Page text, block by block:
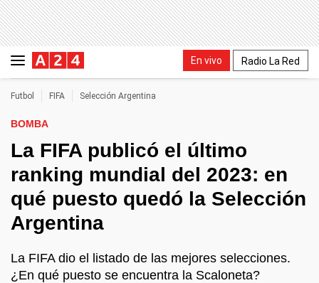
En vivo Radio La Red
Futbol FIFA Selección Argentina
BOMBA
La FIFA publicó el último
ranking mundial del 2023: en
qué puesto quedó la Selección
Argentina
La FIFA dio el listado de las mejores selecciones.
¿En qué puesto se encuentra la Scaloneta?